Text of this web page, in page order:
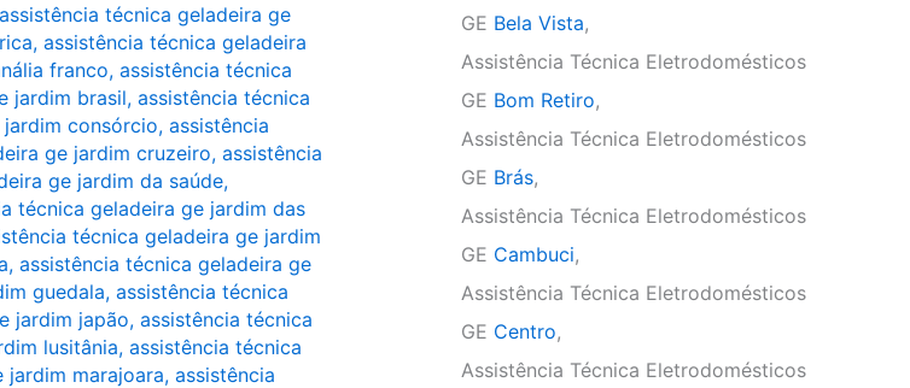
assistência técnica geladeira ge
, assistência técnica geladeira
franco, assistência técnica
jardim brasil, assistência técnica
consórcio, assistência
ge jardim cruzeiro, assistência
ge jardim da saúde,
técnica geladeira ge jardim das
técnica geladeira ge jardim
, assistência técnica geladeira ge
guedala, assistência técnica
jardim japão, assistência técnica
lusitânia, assistência técnica
jardim marajoara, assistência
GE Bela Vista,
Assistência Técnica Eletrodomésticos
GE Bom Retiro,
Assistência Técnica Eletrodomésticos
GE Brás,
Assistência Técnica Eletrodomésticos
GE Cambuci,
Assistência Técnica Eletrodomésticos
GE Centro,
Assistência Técnica Eletrodomésticos